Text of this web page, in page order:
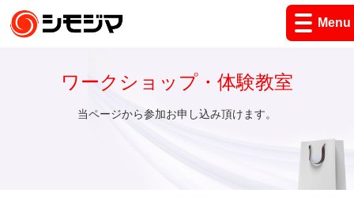
Menu
ワークショップ・体験教室
当ページから参加お申し込み頂けます。